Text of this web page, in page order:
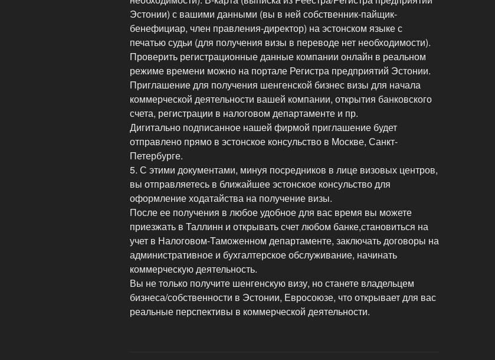
Эстонии) с вашими данными (вы в ней собственник-пайщик-
бенефициар, член правления-директор) на эстонском языке с
печатью судьи (для получения визы в переводе нет необходимости).
Проверить регистрационные данные компании онлайн в реальном
режиме времени можно на портале Регистра предприятий Эстонии.
Приглашение для получения шенгенской бизнес визы для начала
коммерческой деятельности вашей компании, открытия банковского
счета, регистрации в налоговом департаменте и пр.
Дигитально подписанное нашей фирмой приглашение будет
отправлено прямо в эстонское консульство в Москве, Санкт-
Петербурге.
5. С этими документами, минуя посредников в лице визовых центров,
вы отправляетесь в ближайшее эстонское консульство для
оформление ходатайства на получение визы.
После ее получения в любое удобное для вас время вы можете
приезжать в Таллинн и открывать счет любом банке,становиться на
учет в Налоговом-Таможенном департаменте, заключать договоры на
административное и бухгалтерское обслуживание, начинать
коммерческую деятельность.
Вы не только получите шенгенскую визу, но станете владельцем
бизнеса/собственности в Эстонии, Евросоюзе, что открывает для вас
реальные перспективы в коммерческой деятельности.